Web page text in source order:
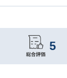
5